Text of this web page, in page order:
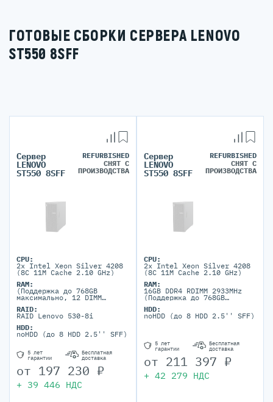
ГОТОВЫЕ СБОРКИ СЕРВЕРА LENOVO
ST550 8SFF
Сервер
LENOVO
ST550 8SFF
REFURBISHED
СНЯТ С
ПРОИЗВОДСТВА
CPU:
2x Intel Xeon Silver 4208
(8C 11M Cache 2.10 GHz)
RAM:
(Поддержка до 768GB
максимально, 12 DIMM
RAID:
RAID Lenovo 530-8i
HDD:
noHDD (до 8 HDD 2.5'' SFF)
5 лет
гарантии
Бесплатная
доставка
от 197 230 ₽
+ 39 446 НДС
Сервер
LENOVO
ST550 8SFF
REFURBISHED
СНЯТ С
ПРОИЗВОДСТВА
CPU:
2x Intel Xeon Silver 4208
(8C 11M Cache 2.10 GHz)
RAM:
16GB DDR4 RDIMM 2933MHz
(Поддержка до 768GB
максимально, 12 DIMM
ports)
HDD:
noHDD (до 8 HDD 2.5'' SFF)
5 лет
гарантии
Бесплатная
доставка
от 211 397 ₽
+ 42 279 НДС